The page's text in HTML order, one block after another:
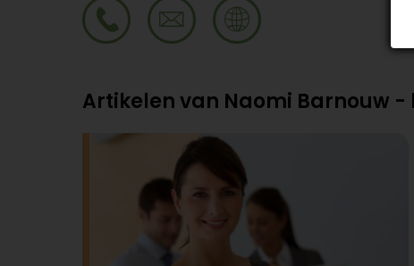
Artikelen van Naomi Barnouw